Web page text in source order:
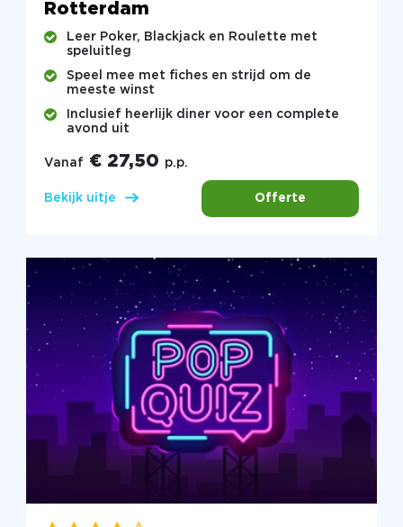
Rotterdam
Leer Poker, Blackjack en Roulette met
speluitleg
Speel mee met fiches en strijd om de
meeste winst
Inclusief heerlijk diner voor een complete
avond uit
Vanaf € 27,50 p.p.
Bekijk uitje Offerte